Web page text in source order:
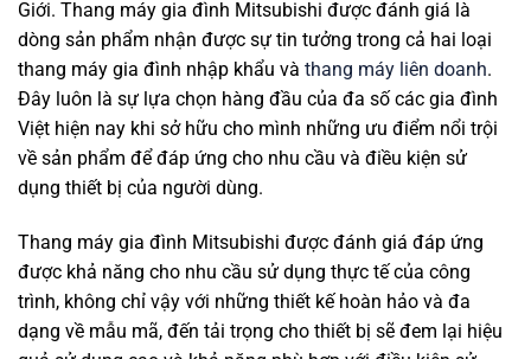
Giới. Thang máy gia đình Mitsubishi được đánh giá là
dòng sản phẩm nhận được sự tin tưởng trong cả hai loại
thang máy gia đình nhập khẩu và thang máy liên doanh.
Đây luôn là sự lựa chọn hàng đầu của đa số các gia đình
Việt hiện nay khi sở hữu cho mình những ưu điểm nổi trội
về sản phẩm để đáp ứng cho nhu cầu và điều kiện sử
dụng thiết bị của người dùng.
Thang máy gia đình Mitsubishi được đánh giá đáp ứng
được khả năng cho nhu cầu sử dụng thực tế của công
trình, không chỉ vậy với những thiết kế hoàn hảo và đa
dạng về mẫu mã, đến tải trọng cho thiết bị sẽ đem lại hiệu